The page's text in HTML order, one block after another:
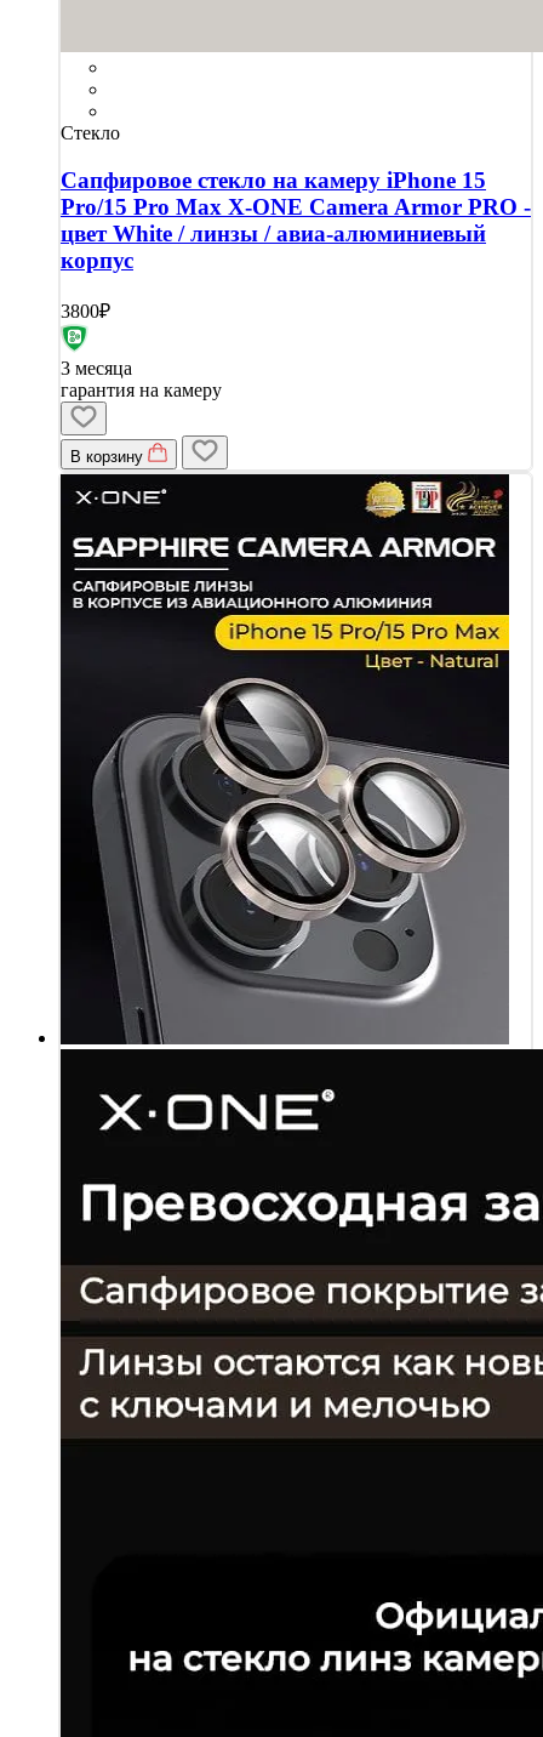
Стекло
Сапфировое стекло на камеру iPhone 15
Pro/15 Pro Max X-ONE Camera Armor PRO -
цвет White / линзы / авиа-алюминиевый
корпус
3800₽
3 месяца
гарантия на камеру
В корзину